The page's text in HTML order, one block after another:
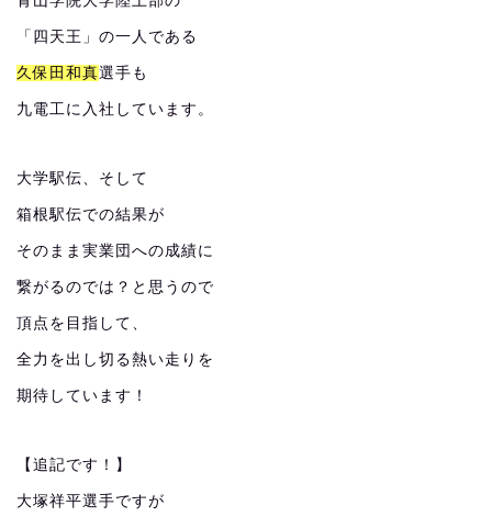
「四天王」の一人である
久保田和真選手も
九電工に入社しています。
大学駅伝、そして
箱根駅伝での結果が
そのまま実業団への成績に
繋がるのでは？と思うので
頂点を目指して、
全力を出し切る熱い走りを
期待しています！
【追記です！】
大塚祥平選手ですが